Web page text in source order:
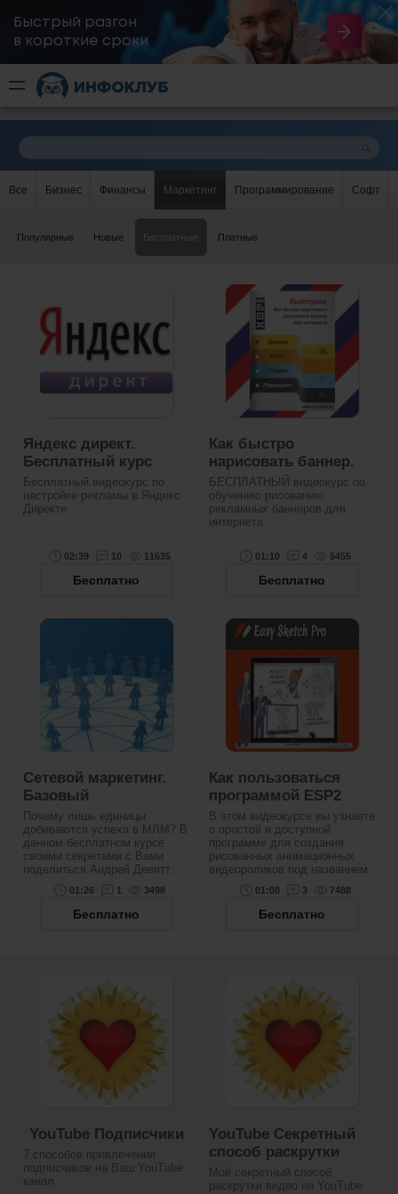
Быстрый разгон
​в короткие сроки
Все Бизнес Финансы Маркетинг Программирование Софт
Популярные Новые Бесплатные Платные
Яндекс директ.
Бесплатный курс
Бесплатный видеокурс по
настройке рекламы в Яндекс
Директе
02:39 10 11635
Бесплатно
Как быстро
нарисовать баннер.
БЕСПЛАТНЫЙ видеокурс по
обучению рисованию
рекламных баннеров для
интернета.
01:10 4 5455
Бесплатно
Сетевой маркетинг.
Базовый
Почему лишь единицы
добиваются успеха в МЛМ? В
данном бесплатном курсе
своими секретами с Вами
поделиться Андрей Девитт.
01:26 1 3498
Бесплатно
Как пользоваться
программой ESP2
В этом видеокурсе вы узнаете
о простой и доступной
программе для создания
рисованных анимационных
видеороликов под названием
01:08 3 7488
Бесплатно
YouTube Подписчики
7 способов привлечения
подписчиков на Ваш YouTube
канал
YouTube Секретный
способ раскрутки
Мой секретный способ
раскрутки видео на YouTube